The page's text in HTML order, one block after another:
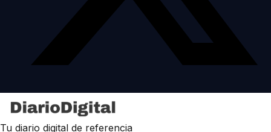
Tu diario digital de referencia